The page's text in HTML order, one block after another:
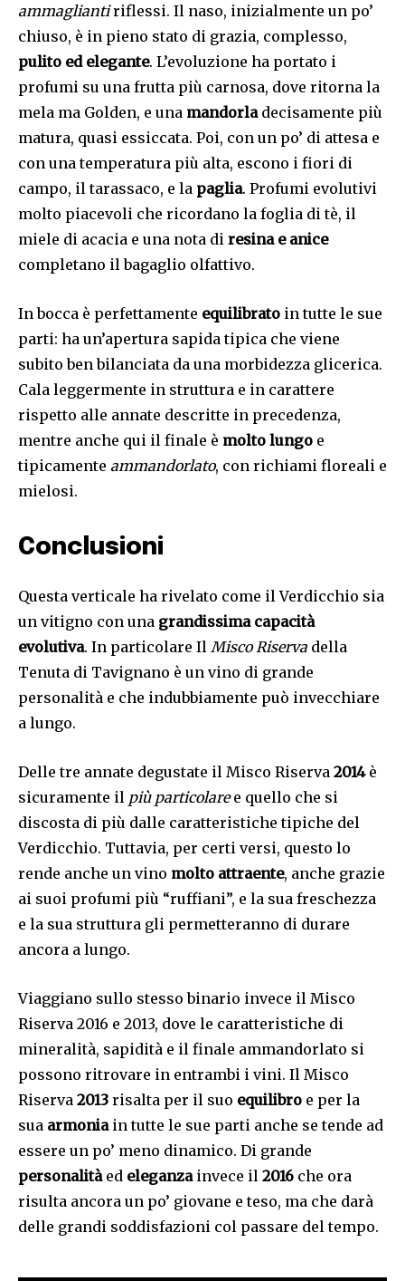
ammagliantiriflessi. Il naso, inizialmente un po’
chiuso, è in pieno stato di grazia, complesso,
pulito ed elegante. L’evoluzione ha portato i
profumi su una frutta più carnosa, dove ritorna la
mela ma Golden, e una mandorladecisamente più
matura, quasi essiccata. Poi, con un po’ di attesa e
con una temperatura più alta, escono i fiori di
campo, il tarassaco, e la paglia. Profumi evolutivi
molto piacevoli che ricordano la foglia di tè, il
miele di acacia e una nota di resina e anice
completano il bagaglio olfattivo.
In bocca è perfettamente equilibrato in tutte le sue
parti: ha un’apertura sapida tipica che viene
subito ben bilanciata da una morbidezza glicerica.
Cala leggermente in struttura e in carattere
rispetto alle annate descritte in precedenza,
mentre anche qui il finale è molto lungo e
tipicamente ammandorlato, con richiami floreali e
mielosi.
Conclusioni
Questa verticale ha rivelato come il Verdicchio sia
un vitigno con una grandissima capacità
evolutiva. In particolare Il Misco Riserva della
Tenuta di Tavignano è un vino di grande
personalità e che indubbiamente può invecchiare
a lungo.
Delle tre annate degustate il Misco Riserva 2014 è
sicuramente il più particolaree quello che si
discosta di più dalle caratteristiche tipiche del
Verdicchio. Tuttavia, per certi versi, questo lo
rende anche un vino molto attraente, anche grazie
ai suoi profumi più “ruffiani”, e la sua freschezza
e la sua struttura gli permetteranno di durare
ancora a lungo.
Viaggiano sullo stesso binario invece il Misco
Riserva 2016 e 2013, dove le caratteristiche di
mineralità, sapidità e il finale ammandorlato si
possono ritrovare in entrambi i vini. Il Misco
Riserva 2013 risalta per il suo equilibro e per la
sua armonia in tutte le sue parti anche se tende ad
essere un po’ meno dinamico. Di grande
personalità ed eleganza invece il 2016 che ora
risulta ancora un po’ giovane e teso, ma che darà
delle grandi soddisfazioni col passare del tempo.